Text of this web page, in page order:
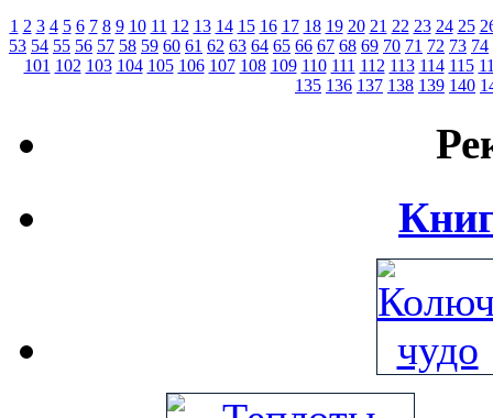
1 2 3 4 5 6 7 8 9 10 11 12 13 14 15 16 17 18 19 20 21 22 23 24 25
53 54 55 56 57 58 59 60 61 62 63 64 65 66 67 68 69 70 71 72 73 74
101 102 103 104 105 106 107 108 109 110 111 112 113 114 115
135 136 137 138 139 140